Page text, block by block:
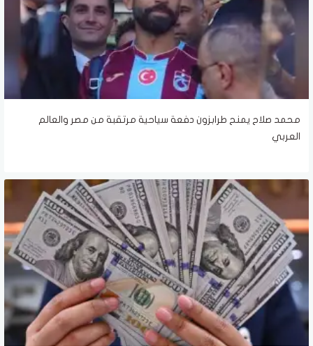
محمد صلاح يمنح طرابزون دفعة سياحية مرتقبة من مصر والعالم
العربي